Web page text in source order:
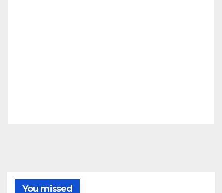
You missed